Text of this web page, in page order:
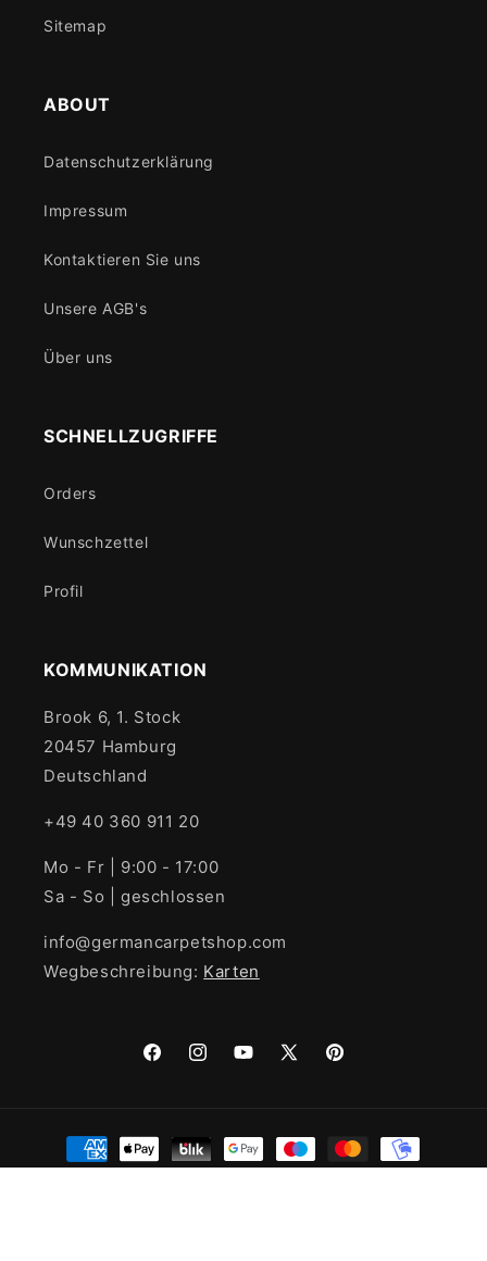
Sitemap
ABOUT
Datenschutzerklärung
Impressum
Kontaktieren Sie uns
Unsere AGB's
Über uns
SCHNELLZUGRIFFE
Orders
Wunschzettel
Profil
KOMMUNIKATION
Brook 6, 1. Stock
20457 Hamburg
Deutschland
+49 40 360 911 20
Mo - Fr | 9:00 - 17:00
Sa - So | geschlossen
info@germancarpetshop.com
Wegbeschreibung: Karten
FacebookInstagramYouTube
X
Pinterest
Zahlungsmethoden